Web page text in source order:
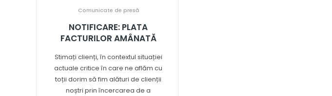
Comunicate de presă
NOTIFICARE: PLATA
FACTURILOR AMÂNATĂ
Stimați clienți, în contextul situației
actuale critice în care ne aflăm cu
toții dorim să fim alături de clienții
noștri prin încercarea de a